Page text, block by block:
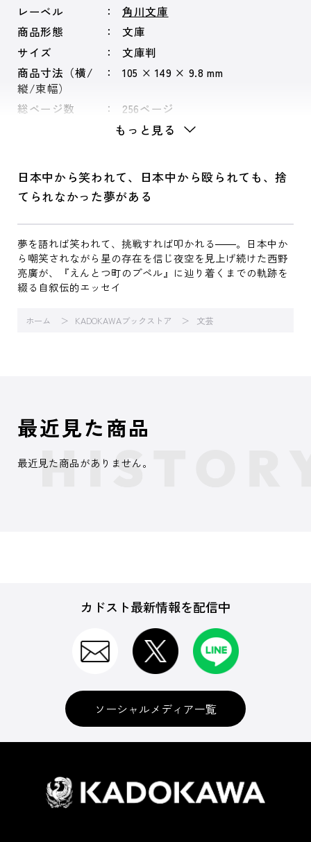
レーベル
角川文庫
商品形態
文庫
サイズ
文庫判
商品寸法（横/
縦/束幅）
105 × 149 × 9.8 mm
総ページ数 256ページ
もっと見る
日本中から笑われて、日本中から殴られても、捨
てられなかった夢がある
夢を語れば笑われて、挑戦すれば叩かれる――。日本中か
ら嘲笑されながら星の存在を信じ夜空を見上げ続けた西野
亮廣が、『えんとつ町のプペル』に辿り着くまでの軌跡を
綴る自叙伝的エッセイ
ホーム KADOKAWAブックストア 文芸
最近見た商品
最近見た商品がありません。
カドスト最新情報を配信中
ソーシャルメディア一覧